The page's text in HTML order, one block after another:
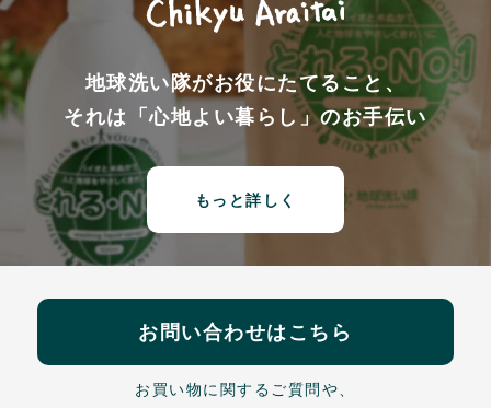
地球洗い隊がお役にたてること、
それは「心地よい暮らし」のお手伝い
もっと詳しく
お問い合わせはこちら
お買い物に関するご質問や、